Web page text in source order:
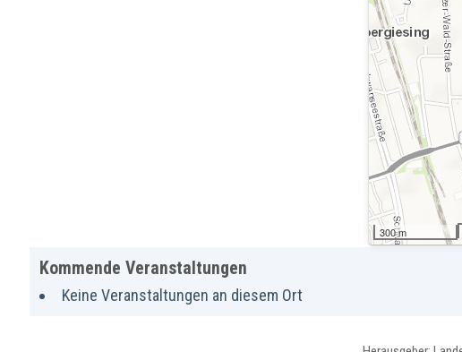
300 m
Kommende Veranstaltungen
Keine Veranstaltungen an diesem Ort